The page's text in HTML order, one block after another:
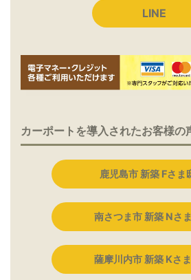
LINE
カーポートを導入されたお客様の
鹿児島市 新築 Fさま
南さつま市 新築 Nさ
薩摩川内市 新築 Kさ